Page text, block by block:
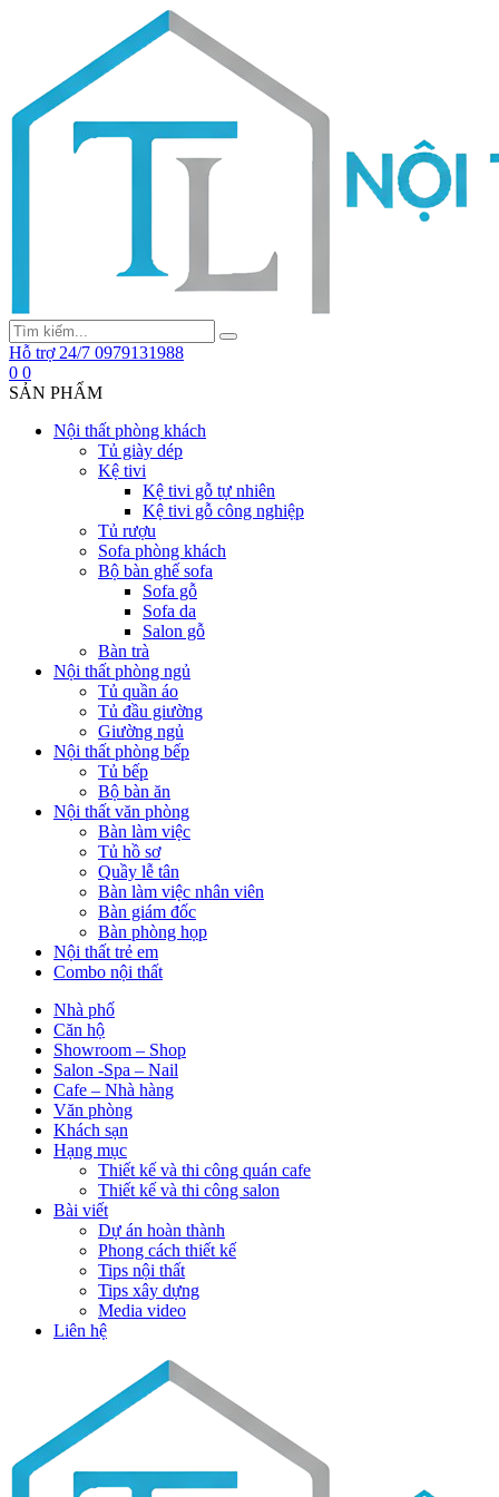
Hỗ trợ 24/7 0979131988
0 0
SẢN PHẨM
Nội thất phòng khách
Tủ giày dép
Kệ tivi
Kệ tivi gỗ tự nhiên
Kệ tivi gỗ công nghiệp
Tủ rượu
Sofa phòng khách
Bộ bàn ghế sofa
Sofa gỗ
Sofa da
Salon gỗ
Bàn trà
Nội thất phòng ngủ
Tủ quần áo
Tủ đầu giường
Giường ngủ
Nội thất phòng bếp
Tủ bếp
Bộ bàn ăn
Nội thất văn phòng
Bàn làm việc
Tủ hồ sơ
Quầy lễ tân
Bàn làm việc nhân viên
Bàn giám đốc
Bàn phòng họp
Nội thất trẻ em
Combo nội thất
Nhà phố
Căn hộ
Showroom – Shop
Salon -Spa – Nail
Cafe – Nhà hàng
Văn phòng
Khách sạn
Hạng mục
Thiết kế và thi công quán cafe
Thiết kế và thi công salon
Bài viết
Dự án hoàn thành
Phong cách thiết kế
Tips nội thất
Tips xây dựng
Media video
Liên hệ